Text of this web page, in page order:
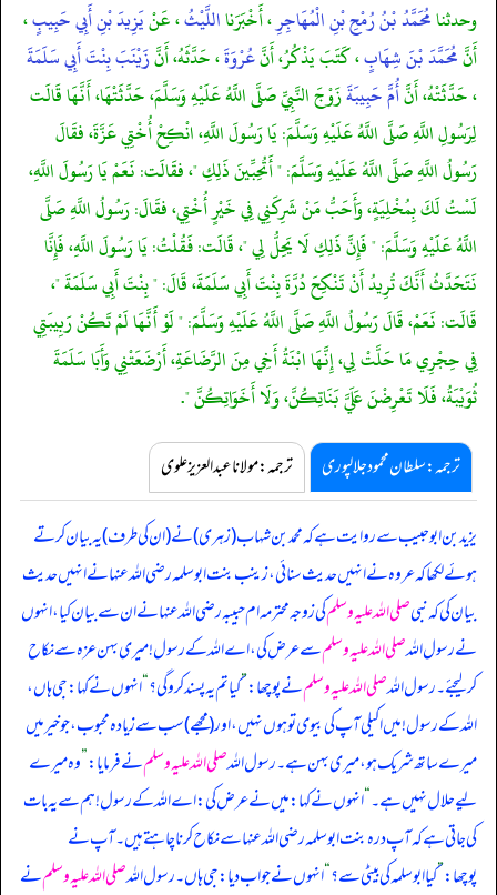
وحدثنامُحَمَّدُ بْنُ رُمْحِ بْنِ الْمُهَاجِرِ، أَخْبَرَنااللَّيْثُ، عَنْيَزِيدَ بْنِ أَبِي حَبِيبٍ،
أَنَّمُحَمَّدَ بْنَ شِهَابٍ، كَتَبَ يَذْكُرُ، أَنَّعُرْوَةَ، حَدَّثَهُ، أَنَّزَيْنَبَ بِنْتَ أَبِي سَلَمَةَ
، حَدَّثَتْهُ، أَنَّأُمَّ حَبِيبَةَزَوْجَ النَّبِيِّ صَلَّى اللَّهُ عَلَيْهِ وَسَلَّمَ، حَدَّثَتْهَا، أَنَّهَا قَالَت
لِرَسُولِ اللَّهِ صَلَّى اللَّهُ عَلَيْهِ وَسَلَّمَ: يَا رَسُولَ اللَّهِ، انْكِحْ أُخْتِي عَزَّةَ، فقَالَ
رَسُولُ اللَّهِ صَلَّى اللَّهُ عَلَيْهِ وَسَلَّمَ: " أَتُحِبِّينَ ذَلِكِ "، فقَالَت: نَعَمْ يَا رَسُولَ اللَّهِ،
لَسْتُ لَكَ بِمُخْلِيَةٍ، وَأَحَبُّ مَنْ شَرِكَنِي فِي خَيْرٍ أُخْتِي، فقَالَ: رَسُولُ اللَّهِ صَلَّى
اللَّهُ عَلَيْهِ وَسَلَّمَ: " فَإِنَّ ذَلِكِ لَا يَحِلُّ لِي "، قَالَت: فَقُلْتُ: يَا رَسُولَ اللَّهِ، فَإِنَّا
نَتَحَدَّثُ أَنَّكَ تُرِيدُ أَنْ تَنْكِحَ دُرَّةَ بِنْتَ أَبِي سَلَمَةَ، قَالَ: " بِنْتَ أَبِي سَلَمَةَ "،
قَالَت: نَعَمْ، قَالَ رَسُولُ اللَّهِ صَلَّى اللَّهُ عَلَيْهِ وَسَلَّمَ: " لَوْ أَنَّهَا لَمْ تَكُنْ رَبِيبَتِي
فِي حِجْرِي مَا حَلَّتْ لِي، إِنَّهَا ابْنَةُ أَخِي مِنَ الرَّضَاعَةِ، أَرْضَعَتْنِي وَأَبَا سَلَمَةَ
ثُوَيْبَةُ، فَلَا تَعْرِضْنَ عَلَيَّ بَنَاتِكُنَّ، وَلَا أَخَوَاتِكُنَّ ".
ترجمہ:سلطان محمود جلالپوری ترجمہ:مولانا عبدالعزیز علوی
یزید بن ابوحبیب سے روایت ہے کہ محمد بن شہاب (زہری) نے (ان کی طرف) یہ بیان کرتے
ہوئے لکھا کہ عروہ نے انہیں حدیث سنائی، زینب بنت ابوسلمہ رضی اللہ عنہا نے انہیں حدیث
بیان کی کہ نبیصلی اللہ علیہ وسلمکی زوجہ محترمہ ام حبیبہ رضی اللہ عنہا نے ان سے بیان کیا، انہوں
نے رسول اللہصلی اللہ علیہ وسلمسے عرض کی، اے اللہ کے رسول! میری بہن عزہ سے نکاح
کر لیجئے۔ رسول اللہصلی اللہ علیہ وسلمنے پوچھا:”کیا تم یہ پسند کرو گی؟“انہوں نے کہا: جی ہاں،
اللہ کے رسول! میں اکیلی آپ کی بیوی تو ہوں نہیں، اور (مجھے) سب سے زیادہ محبوب، جو خیر میں
میرے ساتھ شریک ہو، میری بہن ہے۔ رسول اللہصلی اللہ علیہ وسلمنے فرمایا:”وہ میرے
لیے حلال نہیں ہے۔“انہوں نے کہا: میں نے عرض کی: اے اللہ کے رسول! ہم سے یہ بات
کی جاتی ہے کہ آپ درہ بنت ابوسلمہ رضی اللہ عنہا سے نکاح کرنا چاہتے ہیں۔ آپ نے
پوچھا:”کیا ابوسلمہ کی بیٹی سے؟“انہوں نے جواب دیا: جی ہاں۔ رسول اللہصلی اللہ علیہ وسلمنے